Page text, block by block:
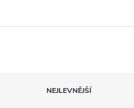
NEJLEVNĚJŠÍ